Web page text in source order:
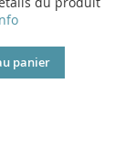
panier